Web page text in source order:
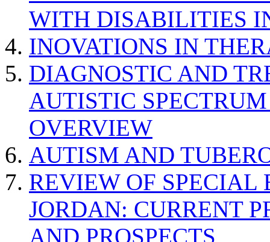
WITH DISABILITIES
INOVATIONS IN
DIAGNOSTIC AND
AUTISTIC
OVERVIEW
AUTISM AND
REVIEW OF SPECIAL
JORDAN: CURRENT
AND PROSPECTS